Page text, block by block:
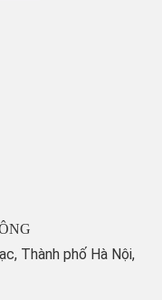
Thành phố Hà Nội,